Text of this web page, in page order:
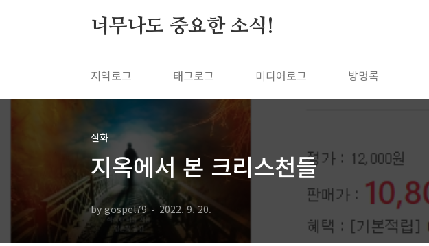
너무나도 중요한 소식!
지역로그 태그로그 미디어로그 방명록
실화
지옥에서 본 크리스천들
by gospel79 2022. 9. 20.